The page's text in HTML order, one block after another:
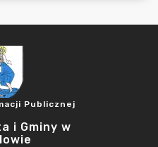
Publicznej
i Gminy w